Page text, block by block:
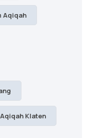
Aqiqah
Klaten